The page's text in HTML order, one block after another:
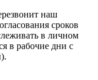
наш
сроков
в личном
в рабочие дни с